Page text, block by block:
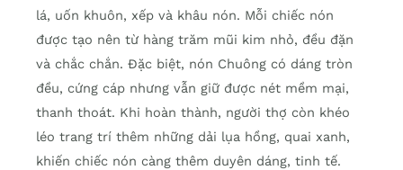
lá, uốn khuôn, xếp và khâu nón. Mỗi chiếc nón
được tạo nên từ hàng trăm mũi kim nhỏ, đều đặn
và chắc chắn. Đặc biệt, nón Chuông có dáng tròn
đều, cứng cáp nhưng vẫn giữ được nét mềm mại,
thanh thoát. Khi hoàn thành, người thợ còn khéo
léo trang trí thêm những dải lụa hồng, quai xanh,
khiến chiếc nón càng thêm duyên dáng, tinh tế.